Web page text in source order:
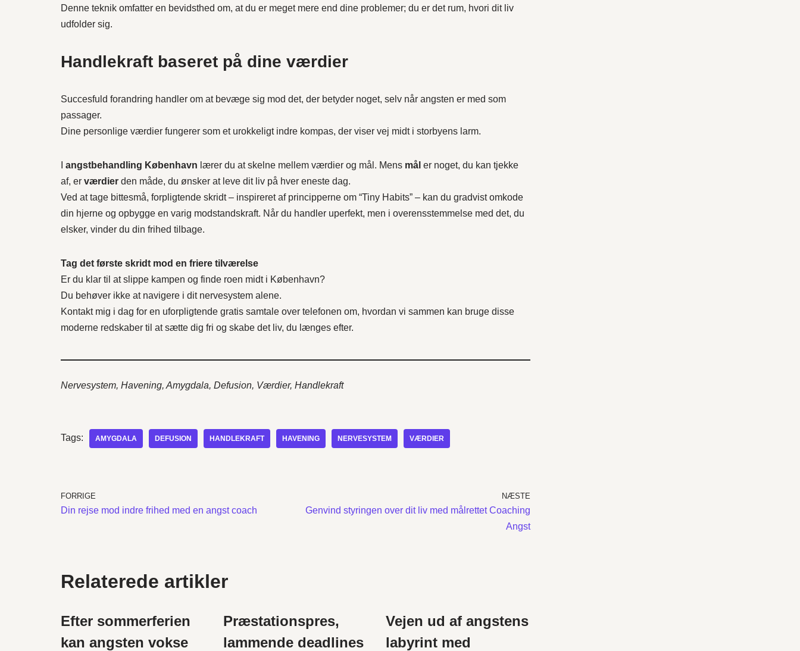
Denne teknik omfatter en bevidsthed om, at du er meget mere end dine problemer; du er det rum, hvori dit liv
udfolder sig.
Handlekraft baseret på dine værdier
Succesfuld forandring handler om at bevæge sig mod det, der betyder noget, selv når angsten er med som
passager.
Dine personlige værdier fungerer som et urokkeligt indre kompas, der viser vej midt i storbyens larm.
angstbehandling København lærer du at skelne mellem værdier og mål. Mens mål er noget, du kan tjekke
af, er værdier den måde, du ønsker at leve dit liv på hver eneste dag.
Ved at tage bittesmå, forpligtende skridt – inspireret af principperne om “Tiny Habits” – kan du gradvist omkode
din hjerne og opbygge en varig modstandskraft. Når du handler uperfekt, men i overensstemmelse med det, du
elsker, vinder du din frihed tilbage.
Tag det første skridt mod en friere tilværelse
Er du klar til at slippe kampen og finde roen midt i København?
Du behøver ikke at navigere i dit nervesystem alene.
Kontakt mig i dag for en uforpligtende gratis samtale over telefonen om, hvordan vi sammen kan bruge disse
moderne redskaber til at sætte dig fri og skabe det liv, du længes efter.
Nervesystem, Havening, Amygdala, Defusion, Værdier, Handlekraft
Tags: AMYGDALA DEFUSION HANDLEKRAFT HAVENING NERVESYSTEM VÆRDIER
FORRIGE
Din rejse mod indre frihed med en angst coach
NÆSTE
Genvind styringen over dit liv med målrettet Coaching
Angst
Relaterede artikler
Efter sommerferien
kan angsten vokse
Præstationspres,
lammende deadlines
Vejen ud af angstens
labyrint med